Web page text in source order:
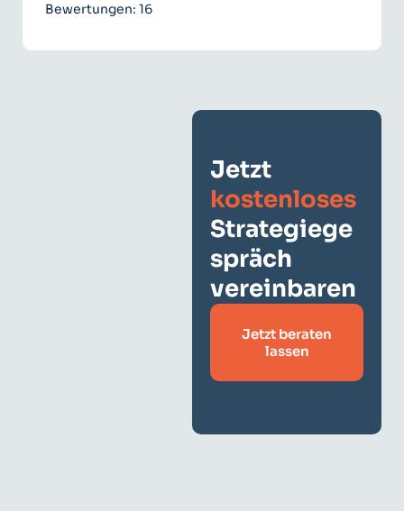
Bewertungen: 16
Jetzt
kostenloses
Strategiege
spräch
vereinbaren
Jetzt beraten
lassen